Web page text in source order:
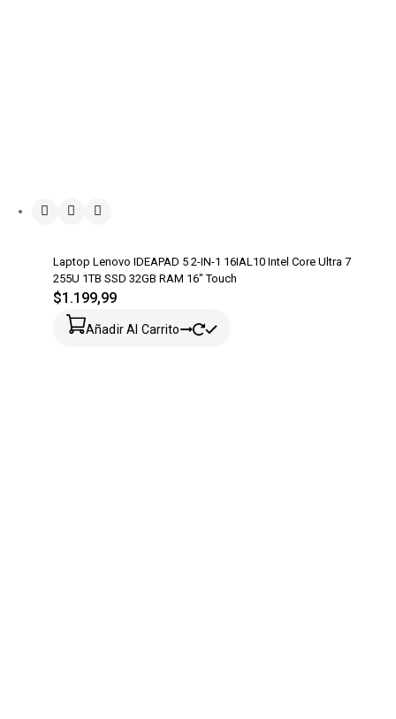
Laptop Lenovo IDEAPAD 5 2-IN-1 16IAL10 Intel Core Ultra 7
255U 1TB SSD 32GB RAM 16″ Touch
$1.199,99
Añadir Al Carrito